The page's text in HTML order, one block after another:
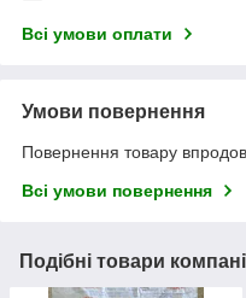
Всі умови оплати
Умови повернення
Повернення товару
Всі умови повернення
Подібні товари